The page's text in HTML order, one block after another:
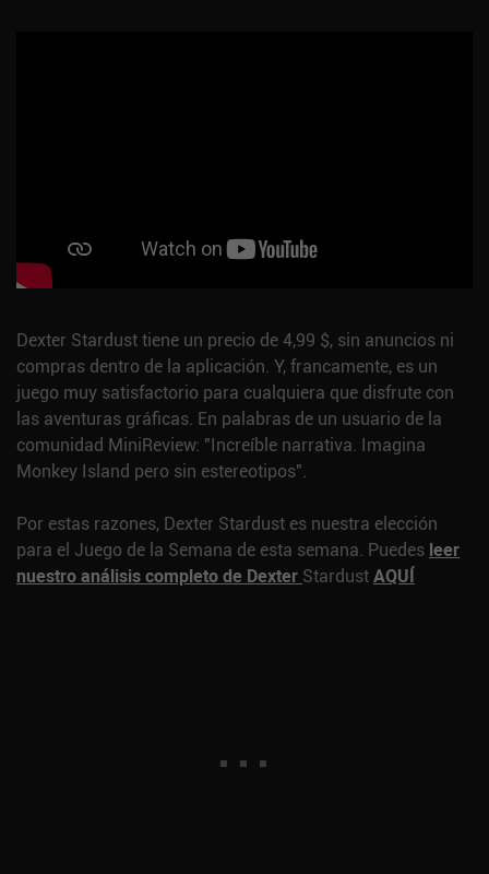
Dexter Stardust tiene un precio de 4,99 $, sin anuncios ni
compras dentro de la aplicación. Y, francamente, es un
juego muy satisfactorio para cualquiera que disfrute con
las aventuras gráficas. En palabras de un usuario de la
comunidad MiniReview: "Increíble narrativa. Imagina
Monkey Island pero sin estereotipos".
Por estas razones, Dexter Stardust es nuestra elección
para el Juego de la Semana de esta semana. Puedes leer
nuestro análisis completo de Dexter StardustAQUÍ